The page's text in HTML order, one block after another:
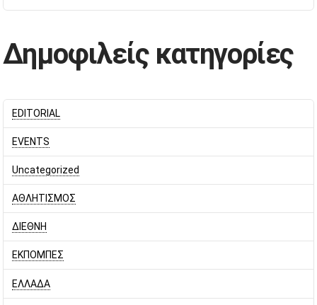
Δημοφιλείς κατηγορίες
EDITORIAL
EVENTS
Uncategorized
ΑΘΛΗΤΙΣΜΟΣ
ΔΙΕΘΝΗ
ΕΚΠΟΜΠΕΣ
ΕΛΛΑΔΑ